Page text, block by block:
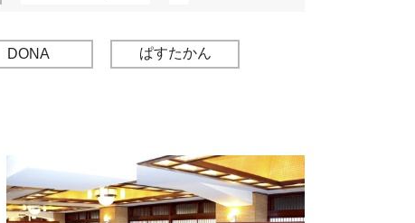
DONA ぱすたかん